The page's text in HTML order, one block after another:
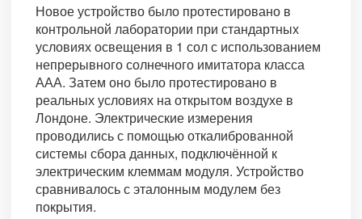
Новое устройство было протестировано в
контрольной лаборатории при стандартных
условиях освещения в 1 сол с использованием
непрерывного солнечного имитатора класса
ААА. Затем оно было протестировано в
реальных условиях на открытом воздухе в
Лондоне. Электрические измерения
проводились с помощью откалиброванной
системы сбора данных, подключённой к
электрическим клеммам модуля. Устройство
сравнивалось с эталонным модулем без
покрытия.